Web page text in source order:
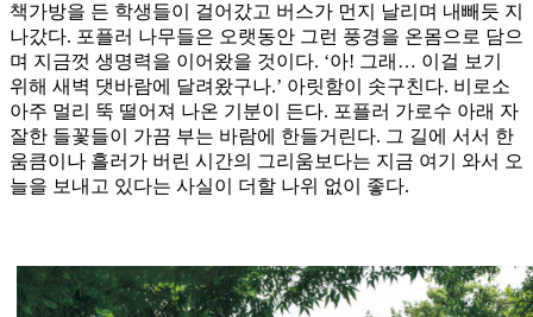
책가방을 든 학생들이 걸어갔고 버스가 먼지 날리며 내빼듯 지
나갔다. 포플러 나무들은 오랫동안 그런 풍경을 온몸으로 담으
며 지금껏 생명력을 이어왔을 것이다. ‘아! 그래… 이걸 보기
위해 새벽 댓바람에 달려왔구나.’ 아릿함이 솟구친다. 비로소
아주 멀리 뚝 떨어져 나온 기분이 든다. 포플러 가로수 아래 자
잘한 들꽃들이 가끔 부는 바람에 한들거린다. 그 길에 서서 한
움큼이나 흘러가 버린 시간의 그리움보다는 지금 여기 와서 오
늘을 보내고 있다는 사실이 더할 나위 없이 좋다.